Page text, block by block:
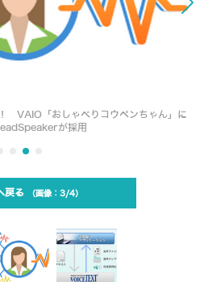
VAIO「おしゃべりコウペンちゃん」に
が採用
戻る 3/4